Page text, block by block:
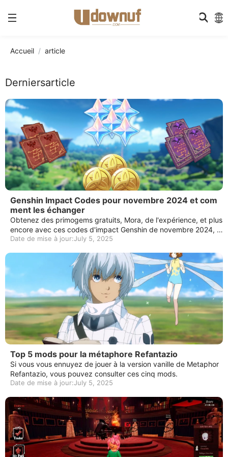
Accueil article
Derniersarticle
Genshin Impact Codes pour novembre 2024 et com
ment les échanger
Obtenez des primogems gratuits, Mora, de l'expérience, et plus
encore avec ces codes d'impact Genshin de novembre 2024, 5.
1 codes en direct et découvrez comment échanger les codes a
Date de mise à jour:July 5, 2025
Top 5 mods pour la métaphore Refantazio
Si vous vous ennuyez de jouer à la version vanille de Metaphor
Refantazio, vous pouvez consulter ces cinq mods.
Date de mise à jour:July 5, 2025